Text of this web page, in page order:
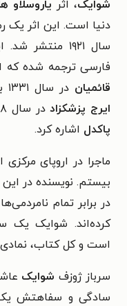
شوایک، اثر یاروسلاو
دنیا است. این اثر یک
سال ۱۹۲۱
فارسی ترجمه شده که
قائمیان در سال ۱۳۳۱ با نام
ایرج پزشکزاددر سال ۱۳۵۸ با نام
پاکدل اشاره کرد.
ماجرا در اروپای
بیستم. نویسنده در
در برابر تمام
کرده‌اند. شوایک
است و کل کتاب،
سرباز ژوزف شوایک
سادگی و سفاهتش